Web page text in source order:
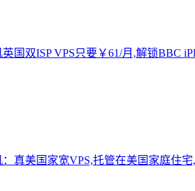
国双ISP VPS只要￥61/月,解锁BBC
：真美国家宽VPS,托管在美国家庭住